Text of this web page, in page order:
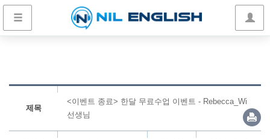
제목
<이벤트 종료> 한달 무료수업 이벤트 - Rebecca_Wi
선생님